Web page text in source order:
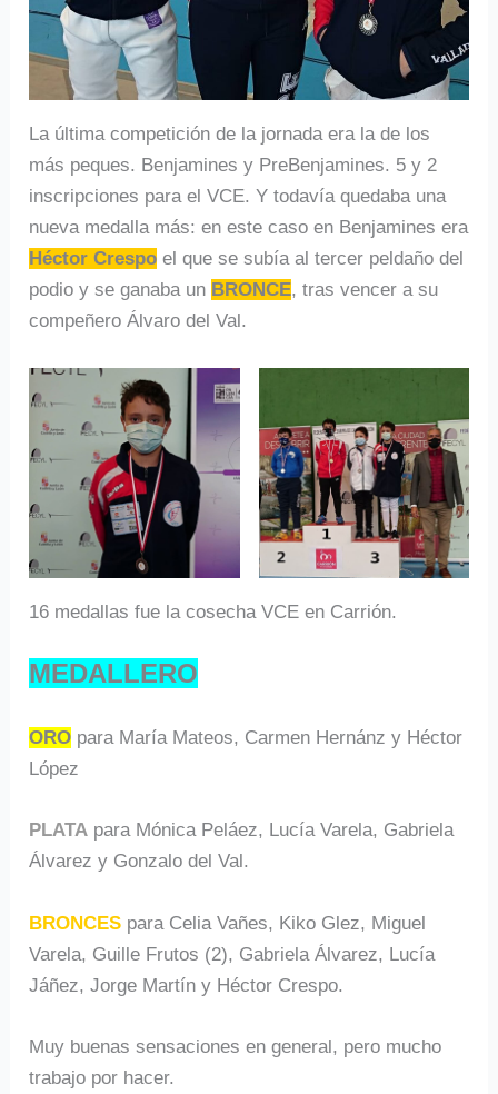
La última competición de la jornada era la de los
más peques. Benjamines y PreBenjamines. 5 y 2
inscripciones para el VCE. Y todavía quedaba una
nueva medalla más: en este caso en Benjamines era
Héctor Crespo el que se subía al tercer peldaño del
podio y se ganaba un BRONCE, tras vencer a su
compeñero Álvaro del Val.
16 medallas fue la cosecha VCE en Carrión.
MEDALLERO
ORO para María Mateos, Carmen Hernánz y Héctor
López
PLATA para Mónica Peláez, Lucía Varela, Gabriela
Álvarez y Gonzalo del Val.
BRONCES para Celia Vañes, Kiko Glez, Miguel
Varela, Guille Frutos (2), Gabriela Álvarez, Lucía
Jáñez, Jorge Martín y Héctor Crespo.
Muy buenas sensaciones en general, pero mucho
trabajo por hacer.